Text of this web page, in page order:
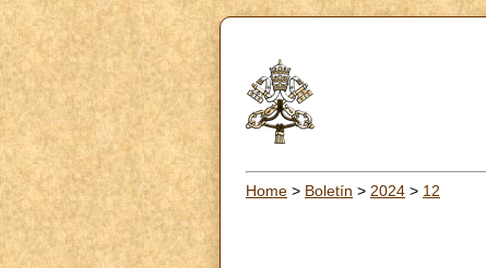
Home > Boletín > 2024 > 12